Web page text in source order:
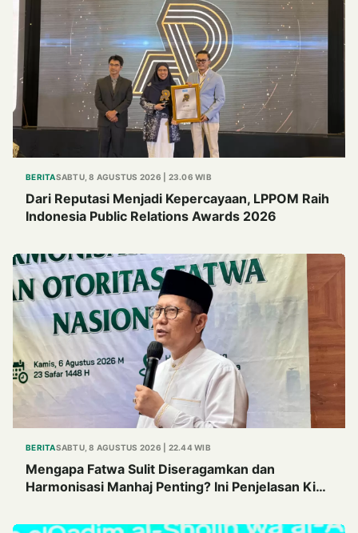
BERITASABTU, 8 AGUSTUS 2026 | 23.06 WIB
Dari Reputasi Menjadi Kepercayaan, LPPOM Raih
Indonesia Public Relations Awards 2026
BERITASABTU, 8 AGUSTUS 2026 | 22.44 WIB
Mengapa Fatwa Sulit Diseragamkan dan
Harmonisasi Manhaj Penting? Ini Penjelasan Kiai